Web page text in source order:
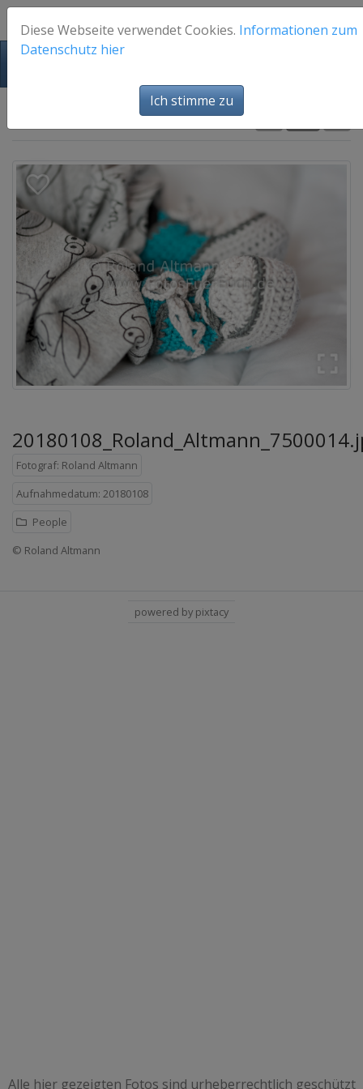
Fotograf: Roland Altmann
Aufnahmedatum: 20180108
People
© Roland Altmann
Diese Webseite verwendet Cookies. Informationen zum
Datenschutz hier
Ich stimme zu
powered by pixtacy
Alle hier gezeigten Fotos sind urheberrechtlich geschützt